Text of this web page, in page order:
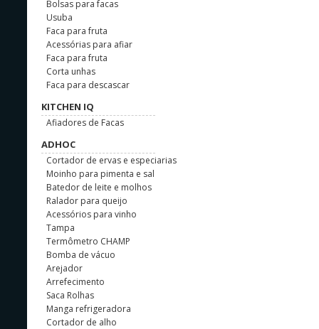
Bolsas para facas
Usuba
Faca para fruta
Acessórias para afiar
Faca para fruta
Corta unhas
Faca para descascar
KITCHEN IQ
Afiadores de Facas
ADHOC
Cortador de ervas e especiarias
Moinho para pimenta e sal
Batedor de leite e molhos
Ralador para queijo
Acessórios para vinho
Tampa
Termômetro CHAMP
Bomba de vácuo
Arejador
Arrefecimento
Saca Rolhas
Manga refrigeradora
Cortador de alho